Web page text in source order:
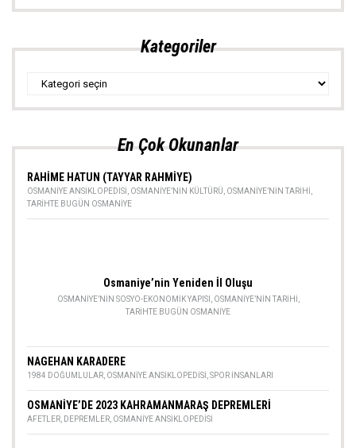
Kategoriler
Kategoriler
En Çok Okunanlar
RAHİME HATUN (TAYYAR RAHMİYE)
OSMANIYE ANSIKLOPEDISI OSMANIYE’NIN KÜLTÜRÜ OSMANIYE’NIN TARIHI
TARIHTE BUGÜN OSMANIYE
Osmaniye’nin Yeniden İl Oluşu
OSMANIYE’NIN SOSYO-EKONOMIK YAPISI OSMANIYE’NIN TARIHI
TARIHTE BUGÜN OSMANIYE
NAGEHAN KARADERE
1984 DOĞUMLULAR OSMANIYE ANSIKLOPEDISI SPOR INSANLARI
OSMANİYE’DE 2023 KAHRAMANMARAŞ DEPREMLERİ
AFETLER DEPREMLER OSMANIYE ANSIKLOPEDISI